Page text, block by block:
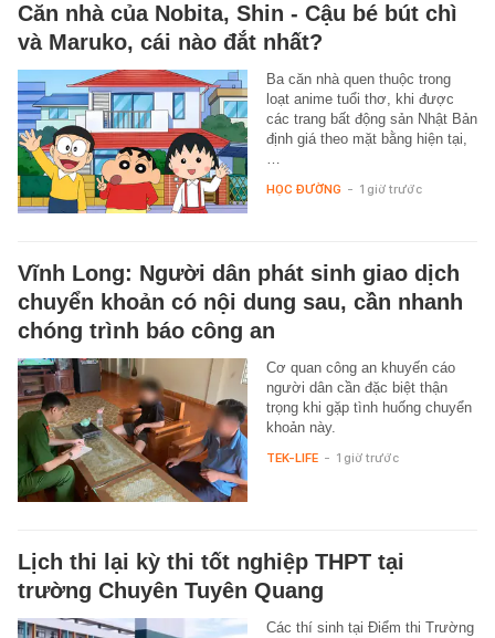
Căn nhà của Nobita, Shin - Cậu bé bút chì
và Maruko, cái nào đắt nhất?
Ba căn nhà quen thuộc trong
loạt anime tuổi thơ, khi được
các trang bất động sản Nhật Bản
định giá theo mặt bằng hiện tại,
…
HỌC ĐƯỜNG - 1 giờ trước
Vĩnh Long: Người dân phát sinh giao dịch
chuyển khoản có nội dung sau, cần nhanh
chóng trình báo công an
Cơ quan công an khuyến cáo
người dân cần đặc biệt thận
trọng khi gặp tình huống chuyển
khoản này.
TEK-LIFE - 1 giờ trước
Lịch thi lại kỳ thi tốt nghiệp THPT tại
trường Chuyên Tuyên Quang
Các thí sinh tại Điểm thi Trường